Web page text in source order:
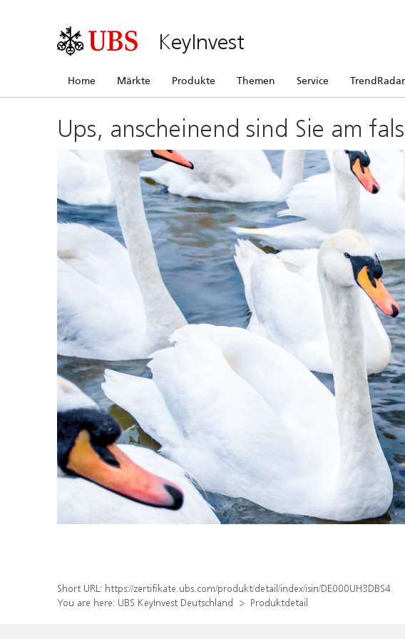
KeyInvest
Home Märkte Produkte Themen Service TrendRadar
Ups, anscheinend sind Sie am
Short URL: https://zertifikate.ubs.com/produkt/detail/index/isin/DE000UH3DBS4
You are here: UBS KeyInvest Deutschland Produktdetail